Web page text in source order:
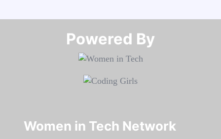
Powered By​​​​​​​
Women in Tech Network